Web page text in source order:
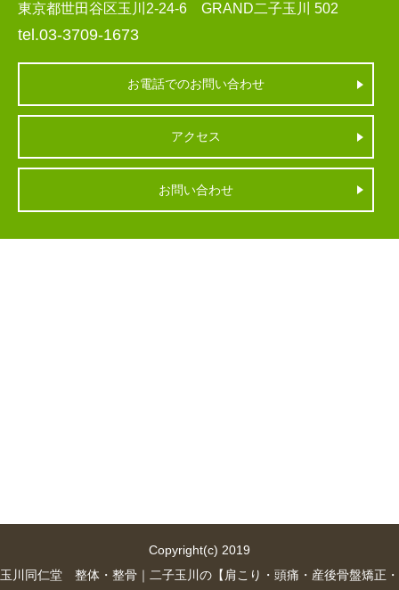
東京都世田谷区玉川2-24-6 GRAND二子玉川 502
tel.03-3709-1673
お電話でのお問い合わせ
アクセス
お問い合わせ
Copyright(c) 2019
玉川同仁堂 整体・整骨｜二子玉川の【肩こり・頭痛・産後骨盤矯正・